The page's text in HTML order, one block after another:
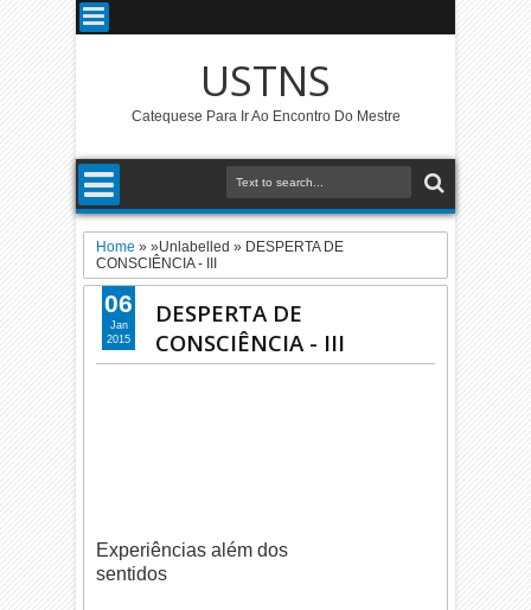
USTNS
Catequese Para Ir Ao Encontro Do Mestre
Home » »Unlabelled » DESPERTA DE
CONSCIÊNCIA - III
DESPERTA DE
CONSCIÊNCIA - III
Experiências além dos
sentidos
06
Jan
2015